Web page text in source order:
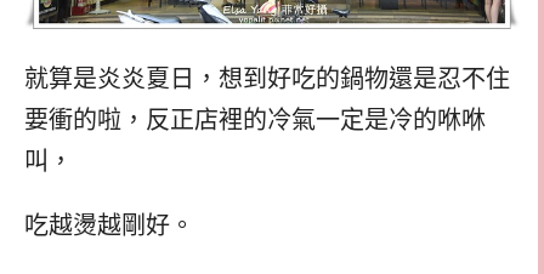
就算是炎炎夏日，想到好吃的鍋物還是忍不住
要衝的啦，反正店裡的冷氣一定是冷的咻咻
叫，
吃越燙越剛好。